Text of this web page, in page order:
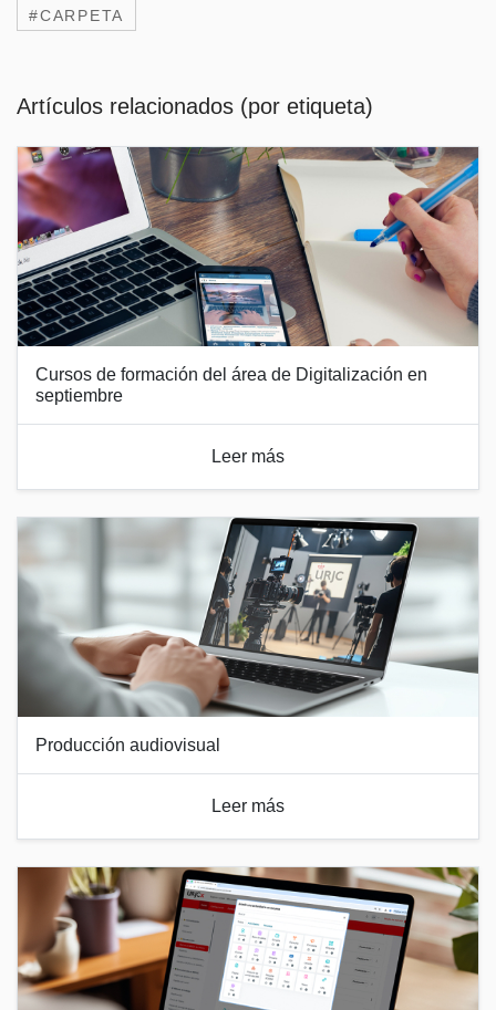
#CARPETA
Artículos relacionados (por etiqueta)
Cursos de formación del área de Digitalización en
septiembre
Leer más
Producción audiovisual
Leer más